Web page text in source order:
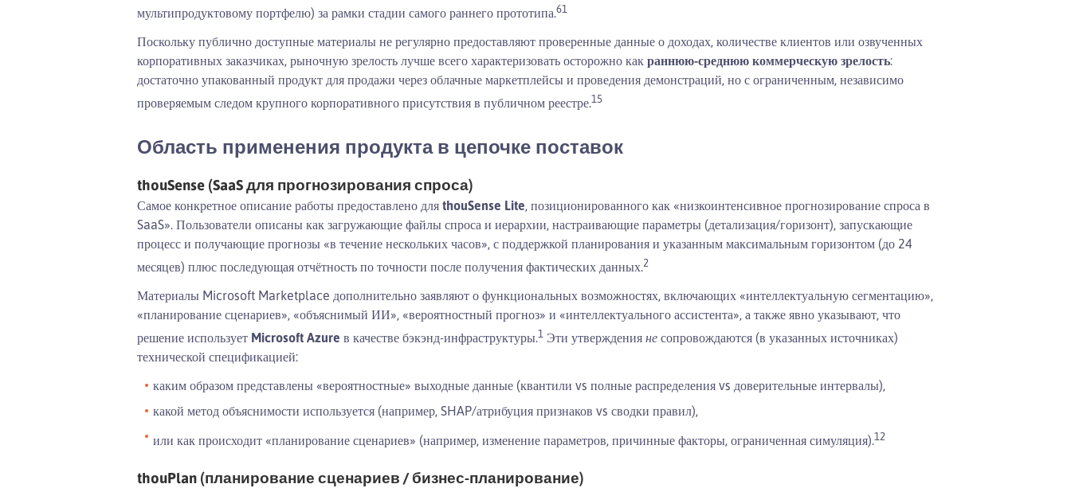
мультипродуктовому портфелю) за рамки стадии самого раннего прототипа.61
Поскольку публично доступные материалы не регулярно предоставляют проверенные данные о доходах, количестве клиентов или озвученных
корпоративных заказчиках, рыночную зрелость лучше всего характеризовать осторожно как раннюю-среднюю коммерческую зрелость:
достаточно упакованный продукт для продажи через облачные маркетплейсы и проведения демонстраций, но с ограниченным, независимо
проверяемым следом крупного корпоративного присутствия в публичном реестре.15
Область применения продукта в цепочке поставок
thouSense (SaaS для прогнозирования спроса)
Самое конкретное описание работы предоставлено для thouSense Lite, позиционированного как «низкоинтенсивное прогнозирование спроса в
SaaS». Пользователи описаны как загружающие файлы спроса и иерархии, настраивающие параметры (детализация/горизонт), запускающие
процесс и получающие прогнозы «в течение нескольких часов», с поддержкой планирования и указанным максимальным горизонтом (до 24
месяцев) плюс последующая отчётность по точности после получения фактических данных.2
Материалы Microsoft Marketplace дополнительно заявляют о функциональных возможностях, включающих «интеллектуальную сегментацию»,
«планирование сценариев», «объяснимый ИИ», «вероятностный прогноз» и «интеллектуального ассистента», а также явно указывают, что
решение использует Microsoft Azure в качестве бэкэнд-инфраструктуры.1 Эти утверждения не сопровождаются (в указанных источниках)
технической спецификацией:
каким образом представлены «вероятностные» выходные данные (квантили vs полные распределения vs доверительные интервалы),
какой метод объяснимости используется (например, SHAP/атрибуция признаков vs сводки правил),
или как происходит «планирование сценариев» (например, изменение параметров, причинные факторы, ограниченная симуляция).12
thouPlan (планирование сценариев / бизнес-планирование)